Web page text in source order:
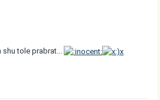
tole prabrat...